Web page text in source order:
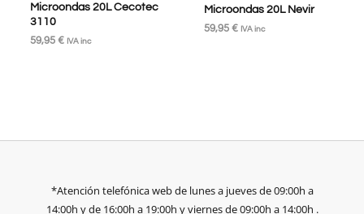
Microondas 20L Cecotec
3110
59,95 € IVA inc
Microondas 20L Nevir
59,95 € IVA inc
*Atención telefónica web de lunes a jueves de 09:00h a
14:00h y de 16:00h a 19:00h y viernes de 09:00h a 14:00h .